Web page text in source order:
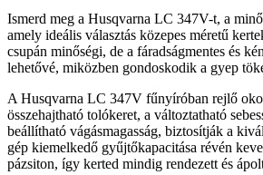
Ismerd meg a Husqvarna LC 347V-t, a
amely ideális választás közepes méretű
csupán minőségi, de a fáradságmentes és
lehetővé, miközben gondoskodik a gyep
A Husqvarna LC 347V fűnyíróban rejlő
összehajtható tolókeret, a változtatható
beállítható vágásmagasság, biztosítják a
gép kiemelkedő gyűjtőkapacitása révén
pázsiton, így kerted mindig rendezett és